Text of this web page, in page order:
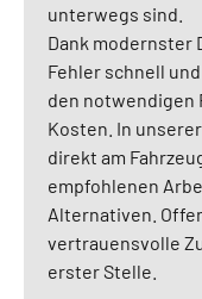
unterwegs sind.
Dank modernster
Fehler schnell
den notwendigen
Kosten. In
direkt am
empfohlenen
Alternativen.
vertrauensvolle
erster Stelle.